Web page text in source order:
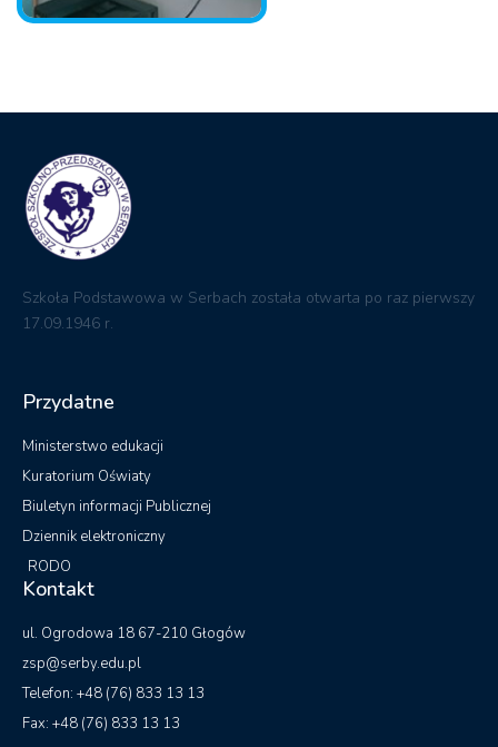
Szkoła Podstawowa w Serbach została otwarta po raz pierwszy
17.09.1946 r.
Przydatne
Ministerstwo edukacji
Kuratorium Oświaty
Biuletyn informacji Publicznej
Dziennik elektroniczny
RODO
Kontakt
ul. Ogrodowa 18 67-210 Głogów
zsp@serby.edu.pl
Telefon: +48 (76) 833 13 13
Fax: +48 (76) 833 13 13